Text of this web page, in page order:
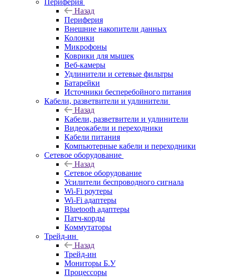
Периферия
Назад
Периферия
Внешние накопители данных
Колонки
Микрофоны
Коврики для мышек
Веб-камеры
Удлинители и сетевые фильтры
Батарейки
Источники бесперебойного питания
Кабели, разветвители и удлинители
Назад
Кабели, разветвители и удлинители
Видеокабели и переходники
Кабели питания
Компьютерные кабели и переходники
Сетевое оборудование
Назад
Сетевое оборудование
Усилители беспроводного сигнала
Wi-Fi роутеры
Wi-Fi адаптеры
Bluetooth адаптеры
Патч-корды
Коммутаторы
Трейд-ин
Назад
Трейд-ин
Мониторы Б.У
Процессоры